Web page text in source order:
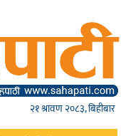
२१ श्रावण २०८३, बिहीबार